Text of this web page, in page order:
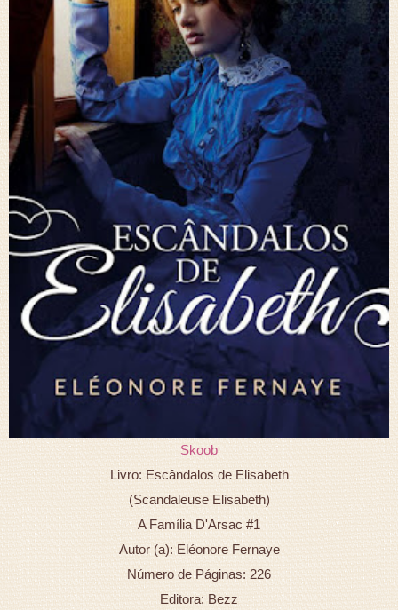
Skoob
Livro: Escândalos de Elisabeth
(Scandaleuse Elisabeth)
A Família D'Arsac #1
Autor (a): Eléonore Fernaye
Número de Páginas: 226
Editora: Bezz